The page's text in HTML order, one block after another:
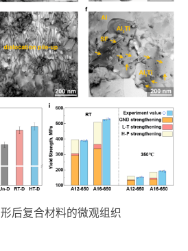
后复合材料的微观组织